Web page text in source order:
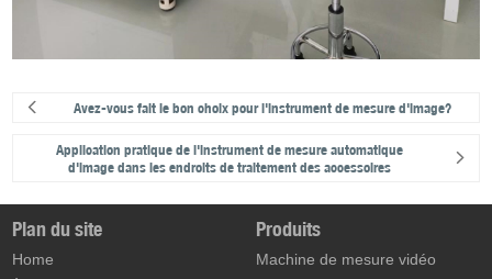
Avez-vous fait le bon choix pour l'instrument de mesure d'image?
Application pratique de l'instrument de mesure automatique
d'image dans les endroits de traitement des accessoires
Plan du site
Home
Produits
Machine de mesure vidéo